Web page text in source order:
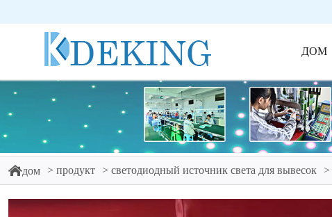
ДОМ
дом продукт светодиодный источник света для вывесок